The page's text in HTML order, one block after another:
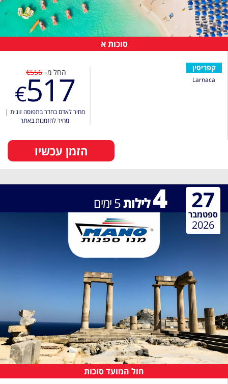
סוכות א
קפריסין
Larnaca
החל מ- €556
€517
מחיר לאדם בחדר בתפוסה זוגית |
מחיר להזמנות באתר
הזמן עכשיו
4לילות5ימים
חול המועד סוכות
27
ספטמבר
2026